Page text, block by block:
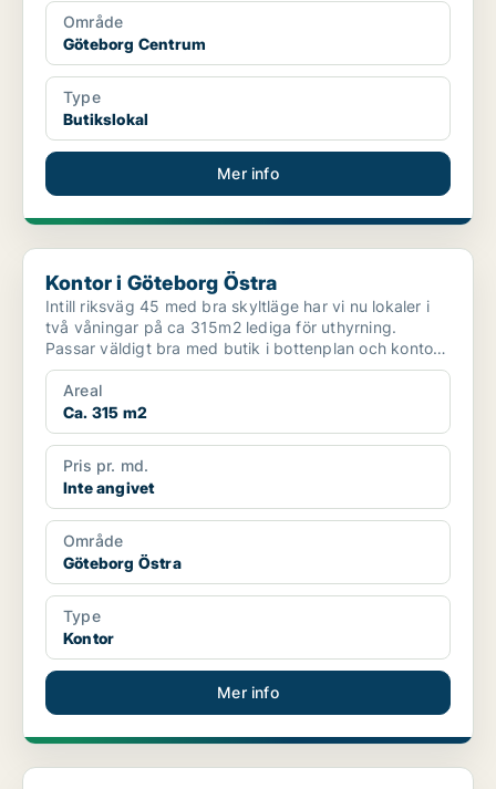
Område
Göteborg Centrum
Type
Butikslokal
Mer info
Kontor i Göteborg Östra
Kontor i Göteborg Östra
Intill riksväg 45 med bra skyltläge har vi nu lokaler i
två våningar på ca 315m2 lediga för uthyrning.
Passar väldigt bra med butik i bottenplan och kontor
p...
Areal
Ca. 315 m2
Pris pr. md.
Inte angivet
Område
Göteborg Östra
Type
Kontor
Mer info
Butikslokal i Lidköping